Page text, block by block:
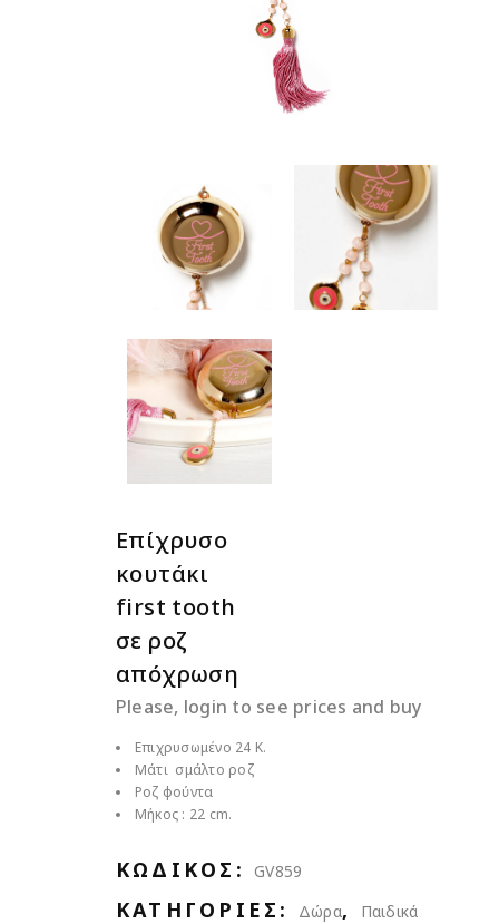
Επίχρυσο
κουτάκι
first tooth
σε ροζ
απόχρωση
Please, login to see prices and buy
Επιχρυσωμένο 24 Κ.
Μάτι σμάλτο ροζ
Ροζ φούντα
Μήκος : 22 cm.
ΚΩΔΙΚΌΣ:GV859
ΚΑΤΗΓΟΡΊΕΣ: Δώρα, Παιδικά